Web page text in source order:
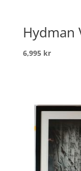
Hydman
6,995 kr